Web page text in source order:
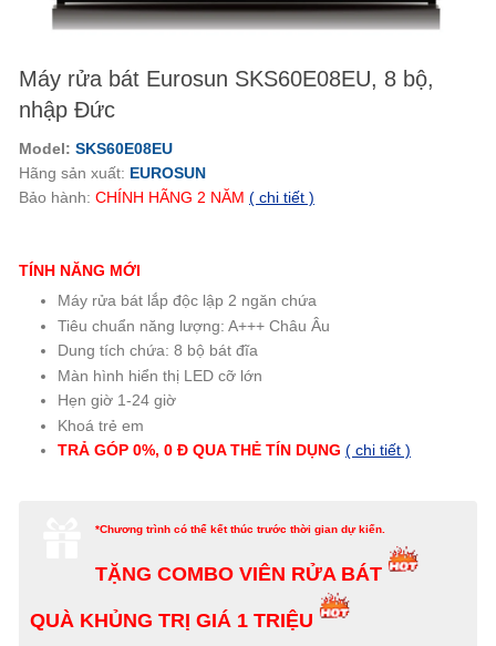
Máy rửa bát Eurosun SKS60E08EU, 8 bộ,
nhập Đức
Model: SKS60E08EU
Hãng sản xuất: EUROSUN
Bảo hành: CHÍNH HÃNG 2 NĂM ( chi tiết )
TÍNH NĂNG MỚI
Máy rửa bát lắp độc lập 2 ngăn chứa
Tiêu chuẩn năng lượng: A+++ Châu Âu
Dung tích chứa: 8 bộ bát đĩa
Màn hình hiển thị LED cỡ lớn
Hẹn giờ 1-24 giờ
Khoá trẻ em
TRẢ GÓP 0%, 0 Đ QUA THẺ TÍN DỤNG ( chi tiết )
*Chương trình có thể kết thúc trước thời gian dự kiến.
TẶNG COMBO VIÊN RỬA BÁT
QUÀ KHỦNG TRỊ GIÁ 1 TRIỆU